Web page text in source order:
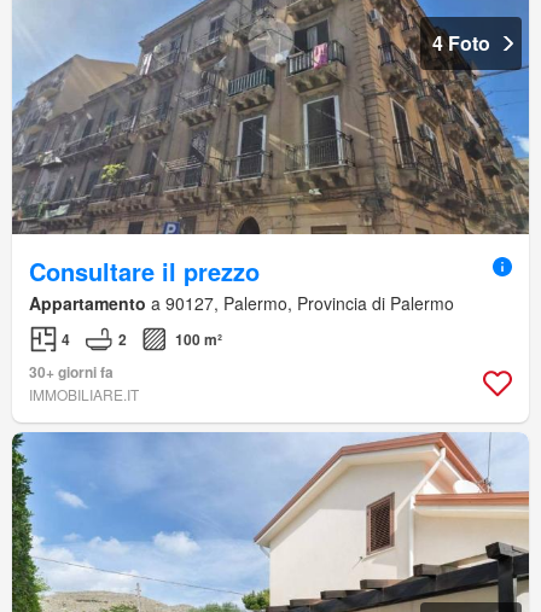
4 Foto
Consultare il prezzo
Appartamento a 90127, Palermo, Provincia di Palermo
4 2
100 m²
30+ giorni fa
IMMOBILIARE.IT